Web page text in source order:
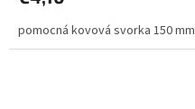
pomocná kovová svorka 150 mm